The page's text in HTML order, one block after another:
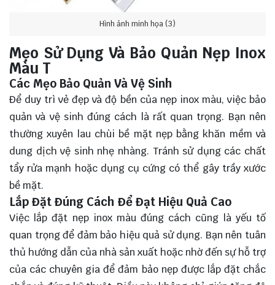
Hình ảnh minh họa (3)
Mẹo Sử Dụng Và Bảo Quản Nẹp Inox
Màu T
Các Mẹo Bảo Quản Và Vệ Sinh
Để duy trì vẻ đẹp và độ bền của nẹp inox màu, việc bảo
quản và vệ sinh đúng cách là rất quan trọng. Bạn nên
thường xuyên lau chùi bề mặt nẹp bằng khăn mềm và
dung dịch vệ sinh nhẹ nhàng. Tránh sử dụng các chất
tẩy rửa mạnh hoặc dụng cụ cứng có thể gây trầy xước
bề mặt.
Lắp Đặt Đúng Cách Để Đạt Hiệu Quả Cao
Việc lắp đặt nẹp inox màu đúng cách cũng là yếu tố
quan trọng để đảm bảo hiệu quả sử dụng. Bạn nên tuân
thủ hướng dẫn của nhà sản xuất hoặc nhờ đến sự hỗ trợ
của các chuyên gia để đảm bảo nẹp được lắp đặt chắc